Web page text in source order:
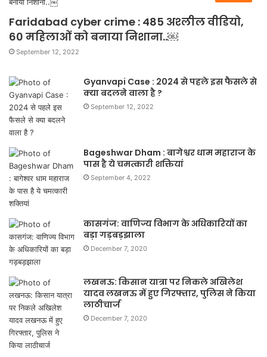
Faridabad cyber crime : 485 अश्लील वीडियो,
60 महिलाओं को बनाया निशाना..￼
September 12, 2022
Gyanvapi Case : 2024 से पहले इस फैसले से
क्या बदलने वाला है ?
September 12, 2022
Bageshwar Dham : बागेश्वर धाम महाराज के
पास है ये चमत्कारी शक्तियां
September 4, 2022
कासगंज: वाणिज्य विभाग के अधिकारियों का
बड़ा गड़बड़झाला
December 7, 2020
लखनऊ: किसान यात्रा पर निकले अखिलेश
यादव लखनऊ में हुए गिरफ्तार, पुलिस ने किया
लाठीचार्ज
December 7, 2020